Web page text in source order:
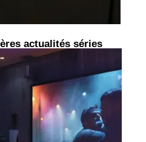
actualités séries